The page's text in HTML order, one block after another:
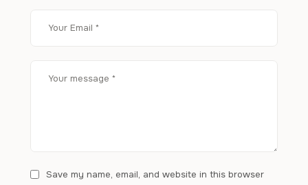
Save my name, email, and website in this browser